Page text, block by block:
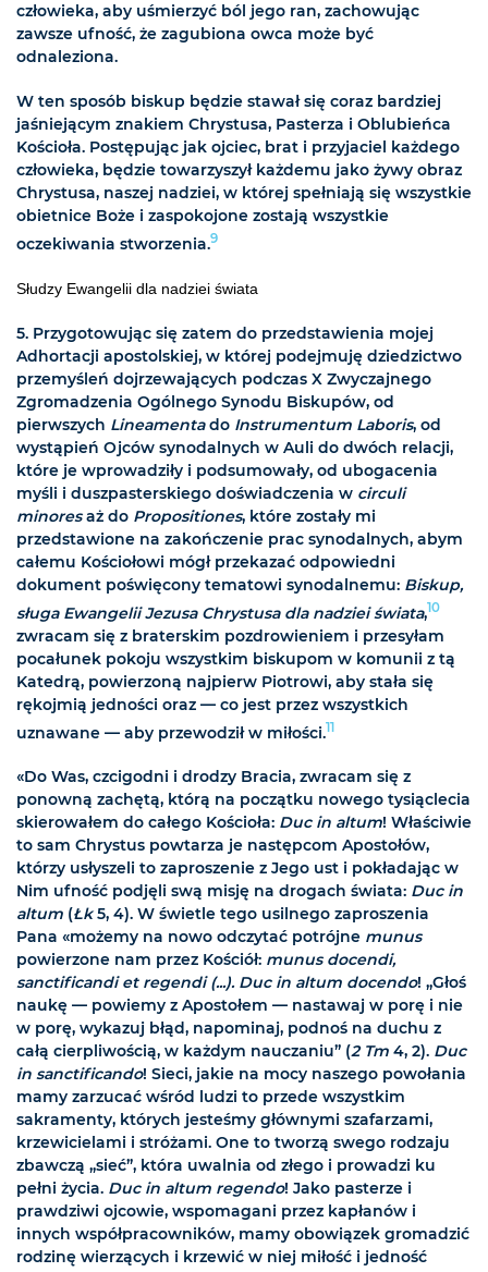
człowieka, aby uśmierzyć ból jego ran, zachowując
zawsze ufność, że zagubiona owca może być
odnaleziona.
W ten sposób biskup będzie stawał się coraz bardziej
jaśniejącym znakiem Chrystusa, Pasterza i Oblubieńca
Kościoła. Postępując jak ojciec, brat i przyjaciel każdego
człowieka, będzie towarzyszył każdemu jako żywy obraz
Chrystusa, naszej nadziei, w której spełniają się wszystkie
obietnice Boże i zaspokojone zostają wszystkie
oczekiwania stworzenia.9
Słudzy Ewangelii dla nadziei świata
5. Przygotowując się zatem do przedstawienia mojej
Adhortacji apostolskiej, w której podejmuję dziedzictwo
przemyśleń dojrzewających podczas X Zwyczajnego
Zgromadzenia Ogólnego Synodu Biskupów, od
pierwszych Lineamentado Instrumentum Laboris, od
wystąpień Ojców synodalnych w Auli do dwóch relacji,
które je wprowadziły i podsumowały, od ubogacenia
myśli i duszpasterskiego doświadczenia w circuli
minoresaż do Propositiones, które zostały mi
przedstawione na zakończenie prac synodalnych, abym
całemu Kościołowi mógł przekazać odpowiedni
dokument poświęcony tematowi synodalnemu: Biskup,
sługa Ewangelii Jezusa Chrystusa dla nadziei świata,10
zwracam się z braterskim pozdrowieniem i przesyłam
pocałunek pokoju wszystkim biskupom w komunii z tą
Katedrą, powierzoną najpierw Piotrowi, aby stała się
rękojmią jedności oraz — co jest przez wszystkich
uznawane — aby przewodził w miłości.11
«Do Was, czcigodni i drodzy Bracia, zwracam się z
ponowną zachętą, którą na początku nowego tysiąclecia
skierowałem do całego Kościoła: Duc in altum! Właściwie
to sam Chrystus powtarza je następcom Apostołów,
którzy usłyszeli to zaproszenie z Jego ust i pokładając w
Nim ufność podjęli swą misję na drogach świata: Duc in
altum (Łk5, 4). W świetle tego usilnego zaproszenia
Pana «możemy na nowo odczytać potrójne munus
powierzone nam przez Kościół: munus docendi,
sanctificandi et regendi (...). Duc in altum docendo! „Głoś
naukę — powiemy z Apostołem — nastawaj w porę i nie
w porę, wykazuj błąd, napominaj, podnoś na duchu z
całą cierpliwością, w każdym nauczaniu” (2 Tm 4, 2). Duc
in sanctificando! Sieci, jakie na mocy naszego powołania
mamy zarzucać wśród ludzi to przede wszystkim
sakramenty, których jesteśmy głównymi szafarzami,
krzewicielami i stróżami. One to tworzą swego rodzaju
zbawczą „sieć”, która uwalnia od złego i prowadzi ku
pełni życia. Duc in altum regendo! Jako pasterze i
prawdziwi ojcowie, wspomagani przez kapłanów i
innych współpracowników, mamy obowiązek gromadzić
rodzinę wierzących i krzewić w niej miłość i jedność